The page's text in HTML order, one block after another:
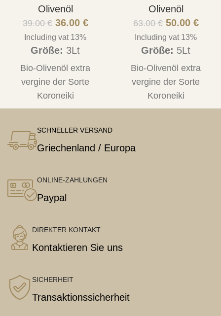
Olivenöl
39.00€ 36.00 €
Including vat 13%
Größe: 3Lt
Bio-Olivenöl extra
vergine der Sorte
Koroneiki
Olivenöl
63.00€ 50.00 €
Including vat 13%
Größe: 5Lt
Bio-Olivenöl extra
vergine der Sorte
Koroneiki
SCHNELLER VERSAND
Griechenland / Europa
ONLINE-ZAHLUNGEN
Paypal
DIREKTER KONTAKT
Kontaktieren Sie uns
SICHERHEIT
Transaktionssicherheit